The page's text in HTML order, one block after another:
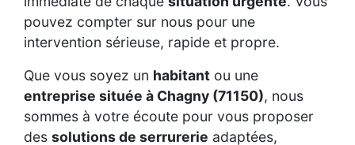
pouvez compter sur nous pour une
intervention sérieuse, rapide et propre.
Que vous soyez un habitant ou une
entreprise située à Chagny (71150), nous
sommes à votre écoute pour vous proposer
des solutions de serrurerie adaptées,